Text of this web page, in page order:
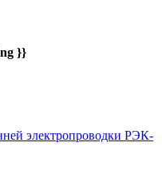
}}
электропроводки РЭК-